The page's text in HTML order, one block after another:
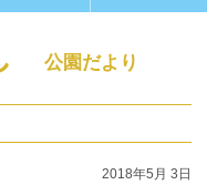
公園だより
2018年5月 3日